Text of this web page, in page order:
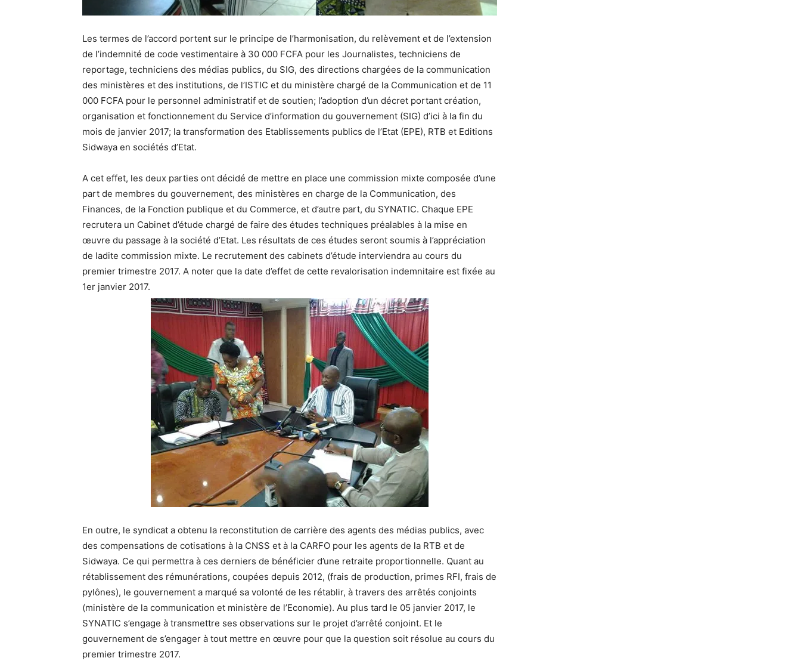
Les termes de l’accord portent sur le principe de l’harmonisation, du relèvement et de l’extension
de l’indemnité de code vestimentaire à 30 000 FCFA pour les Journalistes, techniciens de
reportage, techniciens des médias publics, du SIG, des directions chargées de la communication
des ministères et des institutions, de l’ISTIC et du ministère chargé de la Communication et de 11
000 FCFA pour le personnel administratif et de soutien; l’adoption d’un décret portant création,
organisation et fonctionnement du Service d’information du gouvernement (SIG) d’ici à la fin du
mois de janvier 2017; la transformation des Etablissements publics de l’Etat (EPE), RTB et Editions
Sidwaya en sociétés d’Etat.
A cet effet, les deux parties ont décidé de mettre en place une commission mixte composée d’une
part de membres du gouvernement, des ministères en charge de la Communication, des
Finances, de la Fonction publique et du Commerce, et d’autre part, du SYNATIC. Chaque EPE
recrutera un Cabinet d’étude chargé de faire des études techniques préalables à la mise en
œuvre du passage à la société d’Etat. Les résultats de ces études seront soumis à l’appréciation
de ladite commission mixte. Le recrutement des cabinets d’étude interviendra au cours du
premier trimestre 2017. A noter que la date d’effet de cette revalorisation indemnitaire est fixée au
1er janvier 2017.
En outre, le syndicat a obtenu la reconstitution de carrière des agents des médias publics, avec
des compensations de cotisations à la CNSS et à la CARFO pour les agents de la RTB et de
Sidwaya. Ce qui permettra à ces derniers de bénéficier d’une retraite proportionnelle. Quant au
rétablissement des rémunérations, coupées depuis 2012, (frais de production, primes RFI, frais de
pylônes), le gouvernement a marqué sa volonté de les rétablir, à travers des arrêtés conjoints
(ministère de la communication et ministère de l’Economie). Au plus tard le 05 janvier 2017, le
SYNATIC s’engage à transmettre ses observations sur le projet d’arrêté conjoint. Et le
gouvernement de s’engager à tout mettre en œuvre pour que la question soit résolue au cours du
premier trimestre 2017.